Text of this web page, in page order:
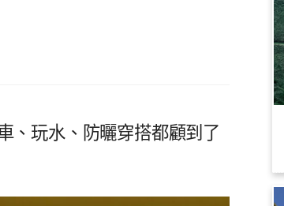
、玩水、防曬穿搭都顧到了